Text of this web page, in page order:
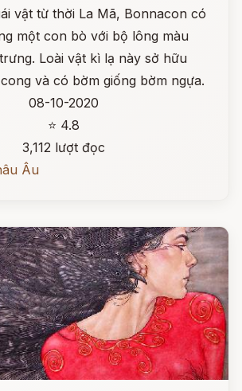
vật từ thời La Mã, Bonnacon có
một con bò với bộ lông màu
Loài vật kì lạ này sở hữu
và có bờm giống bờm ngựa.
08-10-2020
⭐ 4.8
3,112 lượt đọc
Âu